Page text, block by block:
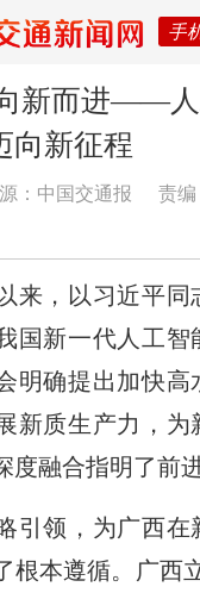
手
新而进——
向新征程
：中国交通报
责编
来，以习近平同
国新一代人工智
明确提出加快高
新质生产力，为
度融合指明了前进
引领，为广西在
根本遵循。广西